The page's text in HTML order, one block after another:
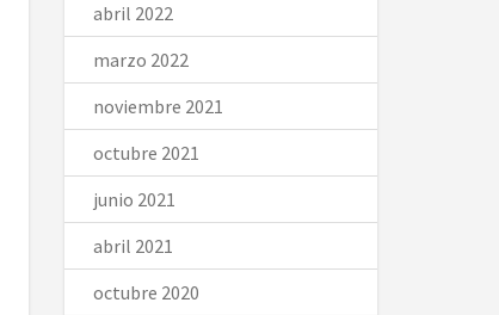
abril 2022
marzo 2022
noviembre 2021
octubre 2021
junio 2021
abril 2021
octubre 2020